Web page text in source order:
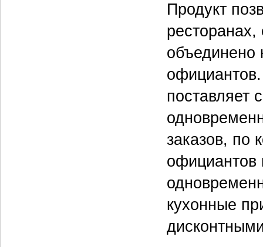
Продукт
объединено
поставляет
заказов, по
официантов
кухонные